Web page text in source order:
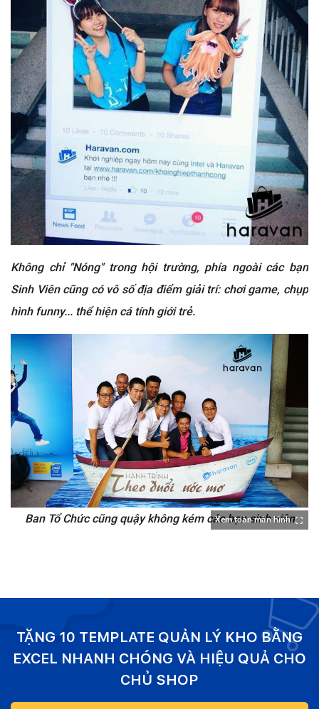
Không chỉ "Nóng" trong hội trường, phía ngoài các bạn
Sinh Viên cũng có vô số địa điểm giải trí: chơi game, chụp
hình funny... thể hiện cá tính giới trẻ.
Xem toàn màn hình
Ban Tổ Chức cũng quậy không kém các bạn sinh viên
TẶNG 10 TEMPLATE QUẢN LÝ KHO BẰNG
EXCEL NHANH CHÓNG VÀ HIỆU QUẢ CHO
CHỦ SHOP